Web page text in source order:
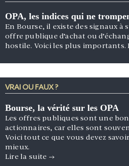
OPA, les indices qui ne
En Bourse, il existe des signaux à
offre publique d’achat ou
hostile. Voici les plus importants.
VRAI OU FAUX ?
Bourse, la vérité sur les OPA
Les offres publiques sont une
actionnaires, car elles sont
Voici tout ce que vous devez
mieux.
Lire la suite →